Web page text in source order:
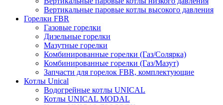
Вертикальные паровые котлы высокого давления
Горелки FBR
Газовые горелки
Дизельные горелки
Мазутные горелки
Комбинированные горелки (Газ/Солярка)
Комбинированные горелки (Газ/Мазут)
Запчасти для горелок FBR, комплектующие
Котлы Unical
Водогрейные котлы UNICAL
Котлы UNICAL MODAL